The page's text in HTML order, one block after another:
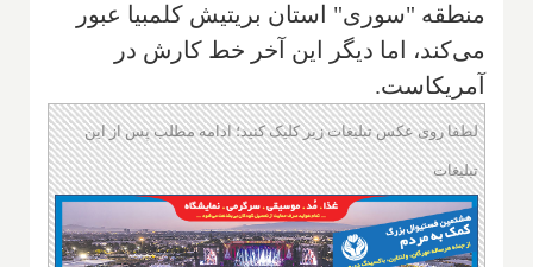
منطقه "سوری" استان بریتیش کلمبیا عبور
می‌کند، اما دیگر این آخر خط کارش در
آمریکاست.
لطفا روی عکس تبلیغات زیر کلیک کنید؛ ادامه مطلب پس از این
تبلیغات